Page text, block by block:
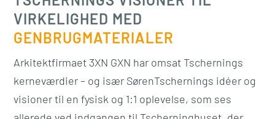
VIRKELIGHED MED
GENBRUGMATERIALER
Arkitektfirmaet 3XN GXN har omsat Tschernings
kerneværdier – og især SørenTschernings idéer og
visioner til en fysisk og 1:1 oplevelse, som ses